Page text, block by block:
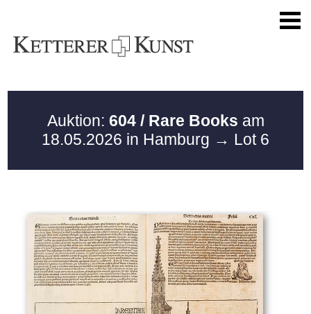
Auktion: 604 / Rare Books am
18.05.2026 in Hamburg → Lot 6